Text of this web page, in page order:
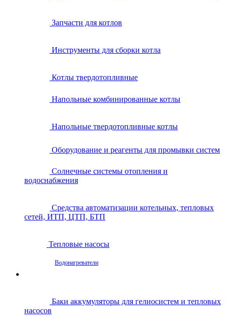
Запчасти для котлов
Инструменты для сборки котла
Котлы твердотопливные
Напольные комбинированные котлы
Напольные твердотопливные котлы
Оборудование и реагенты для промывки систем
Солнечные системы отопления и
водоснабжения
Средства автоматизации котельных, тепловых
сетей, ИТП, ЦТП, БТП
Тепловые насосы
Водонагреватели
Баки аккумуляторы для гелиосистем и тепловых
насосов